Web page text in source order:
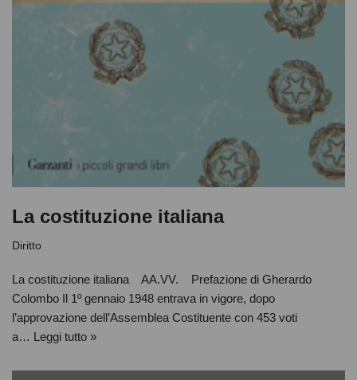
La costituzione italiana
Diritto
La costituzione italiana AA.VV. Prefazione di Gherardo
Colombo Il 1º gennaio 1948 entrava in vigore, dopo
l’approvazione dell’Assemblea Costituente con 453 voti
a… Leggi tutto »